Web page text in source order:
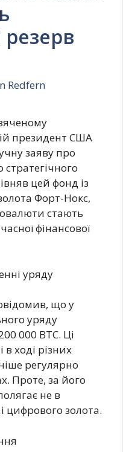
резерв
Redfern
президент США
заяву про
цей фонд із
Форт-Нокс,
стають
фінансової
уряду
що у
уряду
000 BTC. Ці
в ході різних
регулярно
Проте, за його
не в
цифрового золота.